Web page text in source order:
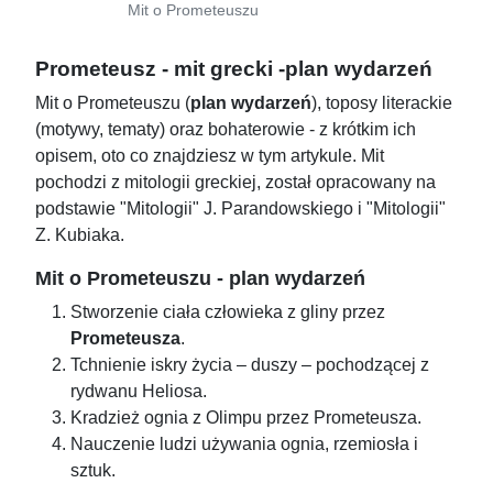
Mit o Prometeuszu
Prometeusz - mit grecki -plan wydarzeń
Mit o Prometeuszu (plan wydarzeń), toposy literackie
(motywy, tematy) oraz bohaterowie - z krótkim ich
opisem, oto co znajdziesz w tym artykule. Mit
pochodzi z mitologii greckiej, został opracowany na
podstawie "Mitologii" J. Parandowskiego i "Mitologii"
Z. Kubiaka.
Mit o Prometeuszu - plan wydarzeń
Stworzenie ciała człowieka z gliny przez
Prometeusza.
Tchnienie iskry życia – duszy – pochodzącej z
rydwanu Heliosa.
Kradzież ognia z Olimpu przez Prometeusza.
Nauczenie ludzi używania ognia, rzemiosła i
sztuk.